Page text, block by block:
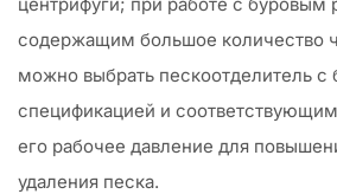
содержащим большое количество
можно выбрать пескоотделитель с
спецификацией и
его рабочее давление для
удаления песка.